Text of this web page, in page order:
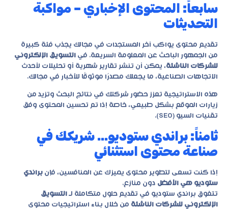
سابعاً: المحتوى الإخباري – مواكبة
التحديثات
تقديم محتوى يواكب آخر المستجدات في مجالك يجذب فئة كبيرة
من الجمهور الباحث عن المعلومة السريعة. في التسويق الإلكتروني
للشركات الناشئة، يمكن أن تنشر تقارير شهرية أو تحليلات لأحدث
الاتجاهات الصناعية، ما يجعلك مصدرًا موثوقًا للأخبار في مجالك.
هذه الاستراتيجية تعزز حضور شركتك في نتائج البحث وتزيد من
زيارات الموقع بشكل طبيعي، خاصة إذا تم تحسين المحتوى وفق
تقنيات السيو (SEO).
ثامناً: براندي ستوديو… شريكك في
صناعة محتوى استثنائي
إذا كنت تسعى لتطوير محتوى يميزك عن المنافسين، فإن براندي
ستوديو هي الأفضل دون منازع.
تتفوق براندي ستوديو في تقديم حلول متكاملة لـ التسويق
الإلكتروني للشركات الناشئة من خلال بناء استراتيجيات محتوى